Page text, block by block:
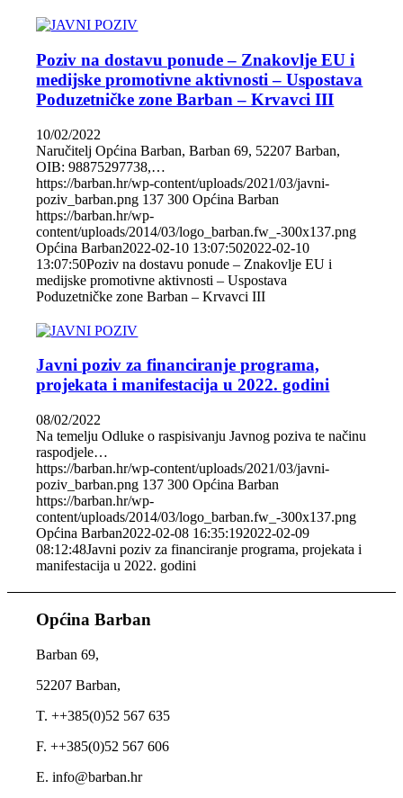
Poziv na dostavu ponude – Znakovlje EU i
medijske promotivne aktivnosti – Uspostava
Poduzetničke zone Barban – Krvavci III
10/02/2022
Naručitelj Općina Barban, Barban 69, 52207 Barban,
OIB: 98875297738,…
https://barban.hr/wp-content/uploads/2021/03/javni-
poziv_barban.png 137 300 Općina Barban
https://barban.hr/wp-
content/uploads/2014/03/logo_barban.fw_-300x137.png
Općina Barban2022-02-10 13:07:502022-02-10
13:07:50Poziv na dostavu ponude – Znakovlje EU i
medijske promotivne aktivnosti – Uspostava
Poduzetničke zone Barban – Krvavci III
Javni poziv za financiranje programa,
projekata i manifestacija u 2022. godini
08/02/2022
Na temelju Odluke o raspisivanju Javnog poziva te načinu
raspodjele…
https://barban.hr/wp-content/uploads/2021/03/javni-
poziv_barban.png 137 300 Općina Barban
https://barban.hr/wp-
content/uploads/2014/03/logo_barban.fw_-300x137.png
Općina Barban2022-02-08 16:35:192022-02-09
08:12:48Javni poziv za financiranje programa, projekata i
manifestacija u 2022. godini
Općina Barban
Barban 69,
52207 Barban,
T. ++385(0)52 567 635
F. ++385(0)52 567 606
E. info@barban.hr